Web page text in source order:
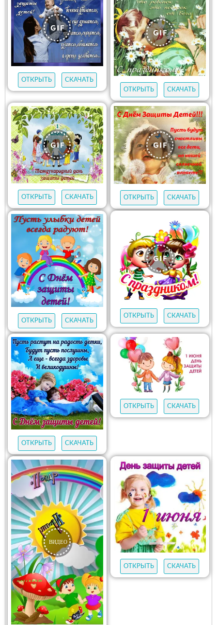
ОТКРЫТЬ
СКАЧАТЬ
ОТКРЫТЬ
СКАЧАТЬ
ОТКРЫТЬ СКАЧАТЬ ОТКРЫТЬ СКАЧАТЬ
ОТКРЫТЬ СКАЧАТЬ
ОТКРЫТЬ СКАЧАТЬ
ОТКРЫТЬ СКАЧАТЬ
ОТКРЫТЬ СКАЧАТЬ
ОТКРЫТЬ СКАЧАТЬ